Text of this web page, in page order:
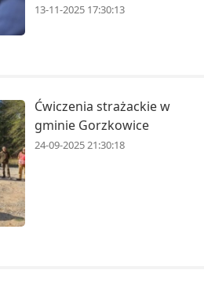
13-11-2025 17:30:13
Ćwiczenia strażackie w
gminie Gorzkowice
24-09-2025 21:30:18